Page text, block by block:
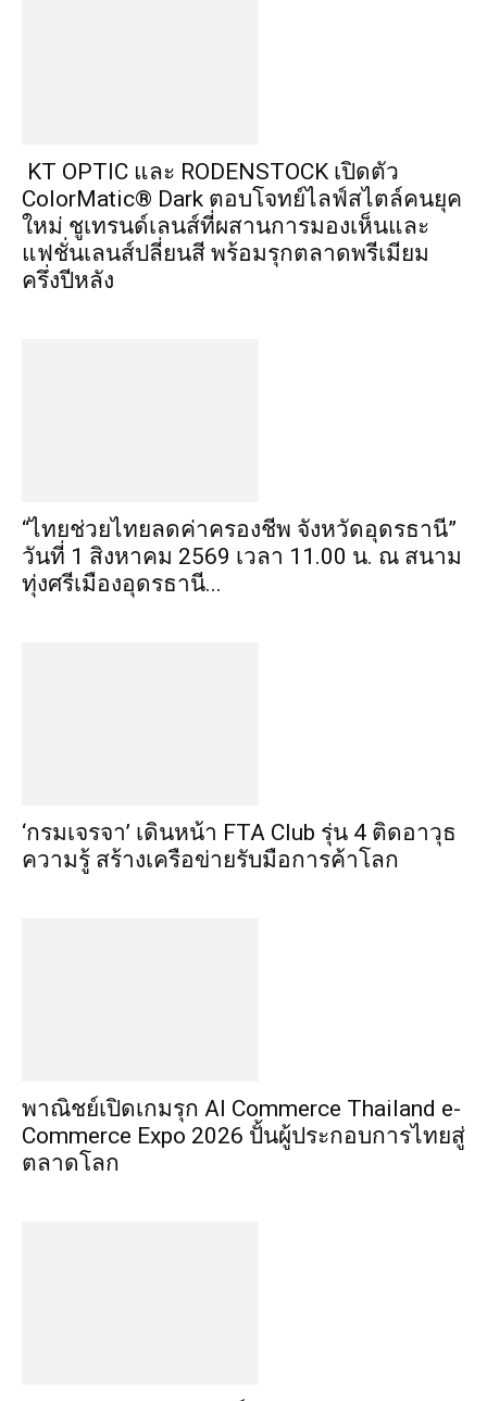
KT OPTIC และ RODENSTOCK เปิดตัว
ColorMatic® Dark ตอบโจทย์ไลฟ์สไตล์คนยุค
ใหม่ ชูเทรนด์เลนส์ที่ผสานการมองเห็นและ
แฟชั่นเลนส์ปลี่ยนสี พร้อมรุกตลาดพรีเมียม
ครึ่งปีหลัง
“ไทยช่วยไทยลดค่าครองชีพ จังหวัดอุดรธานี”
วันที่ 1 สิงหาคม 2569 เวลา 11.00 น. ณ สนาม
ทุ่งศรีเมืองอุดรธานี...
‘กรมเจรจา’ เดินหน้า FTA Club รุ่น 4 ติดอาวุธ
ความรู้ สร้างเครือข่ายรับมือการค้าโลก
พาณิชย์เปิดเกมรุก AI Commerce Thailand e-
Commerce Expo 2026 ปั้นผู้ประกอบการไทยสู่
ตลาดโลก